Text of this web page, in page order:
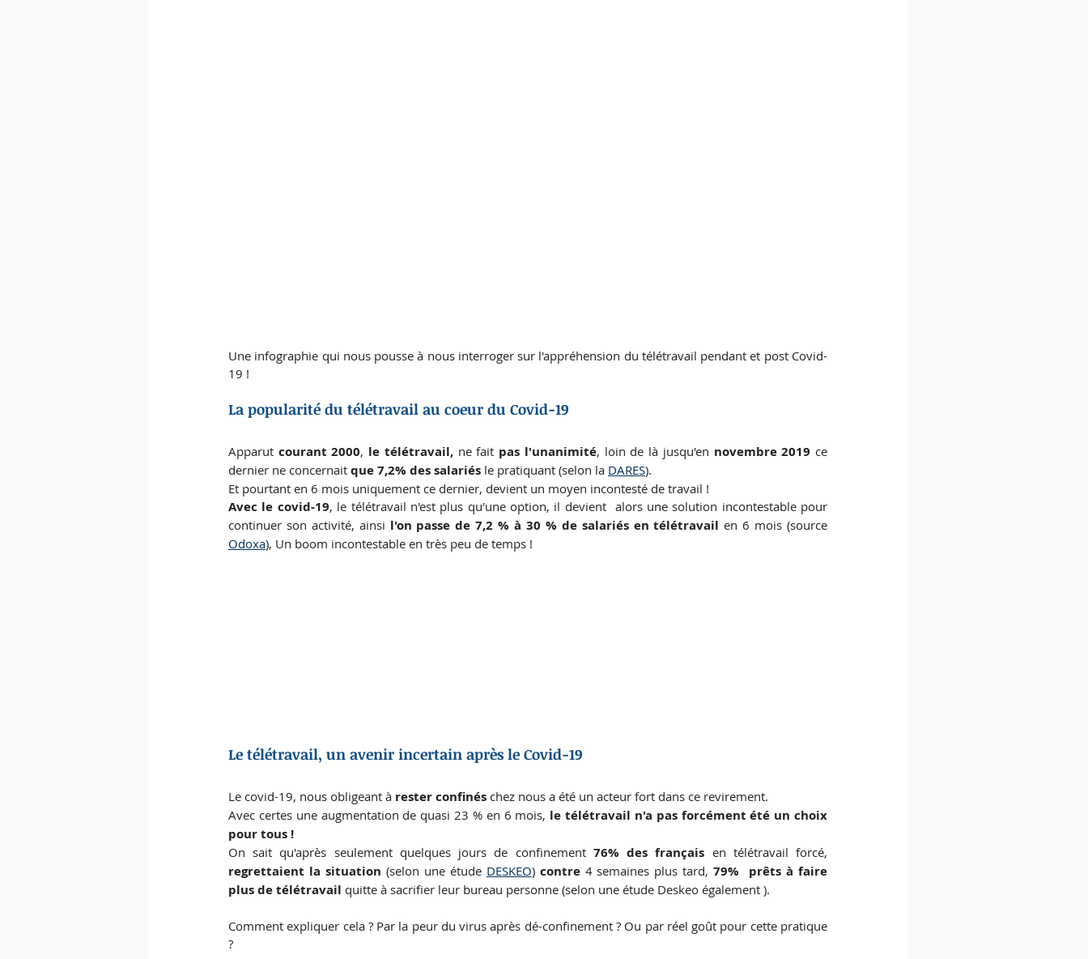
Une infographie qui nous pousse à nous interroger sur l'appréhension du télétravail pendant et post Covid-
19 !
La popularité du télétravail au coeur du Covid-19
Apparut courant 2000, le télétravail, ne fait pas l'unanimité, loin de là jusqu'en novembre 2019 ce
dernier ne concernait que 7,2% des salariés le pratiquant (selon la DARES).
Et pourtant en 6 mois uniquement ce dernier, devient un moyen incontesté de travail !
Avec le covid-19, le télétravail n'est plus qu'une option, il devient  alors une solution incontestable pour
continuer son activité, ainsi l'on passe de 7,2 % à 30 % de salariés en télétravail
Odoxa), Un boom incontestable en très peu de temps !
Le télétravail, un avenir incertain après le Covid-19
Le covid-19, nous obligeant à rester confinés chez nous a été un acteur fort dans ce revirement.
Avec certes une augmentation de quasi 23 % en 6 mois, le télétravail n'a pas forcément été un choix
pour tous !
On sait qu'après seulement quelques jours de confinement 76% des français
regrettaient la situation (selon une étude DESKEO) contre 4 semaines plus tard, 79%
prêts à faire
plus de télétravail quitte à sacrifier leur bureau personne (selon une étude Deskeo également ).
Comment expliquer cela ? Par la peur du virus après dé-confinement ? Ou par réel goût pour cette pratique
?